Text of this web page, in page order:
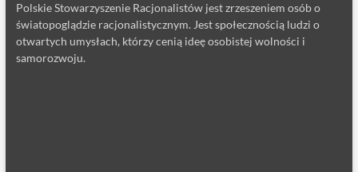
Polskie Stowarzyszenie Racjonalistów jest zrzeszeniem osób o
światopoglądzie racjonalistycznym. Jest społecznością ludzi o
otwartych umysłach, którzy cenią ideę osobistej wolności i
samorozwoju.